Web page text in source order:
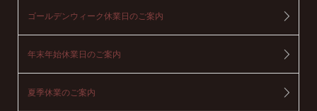
ゴールデンウィーク休業日のご案内
年末年始休業日のご案内
夏季休業のご案内